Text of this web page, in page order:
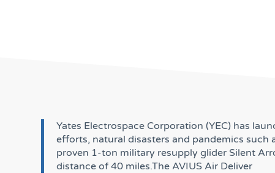
Yates Electrospace Corporation (YEC) has
efforts, natural disasters and pandemics such
proven 1-ton military resupply glider Silent
distance of 40 miles.The AVIUS Air Deliver